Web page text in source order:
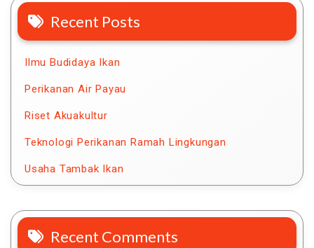
Recent Posts
Ilmu Budidaya Ikan
Perikanan Air Payau
Riset Akuakultur
Teknologi Perikanan Ramah Lingkungan
Usaha Tambak Ikan
Recent Comments